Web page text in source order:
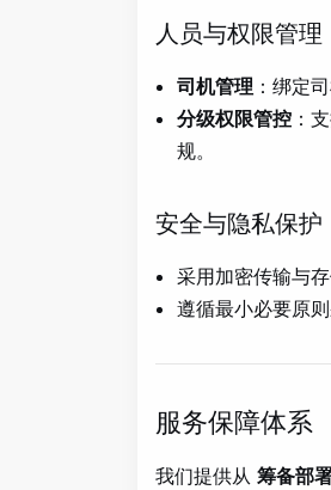
人员与权限管理
司机管理 ：绑定
分级权限管控 ：
规。
安全与隐私保护
采用加密传输与
遵循最小必要原
服务保障体系
我们提供从 筹备部